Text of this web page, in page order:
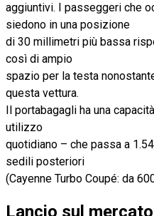
aggiuntivi. I passeggeri che
siedono in una posizione
di 30 millimetri più bassa
così di ampio
spazio per la testa
questa vettura.
Il portabagagli ha una
utilizzo
quotidiano – che passa a
sedili posteriori
(Cayenne Turbo Coupé: da
Lancio sul